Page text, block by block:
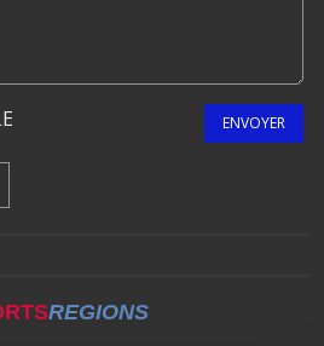
ENVOYER
REGIONS